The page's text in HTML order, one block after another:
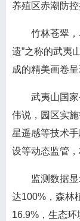
养殖区赤潮防控
竹林苍翠，
遗”之称的武夷
成的精美画卷呈
武夷山国家
伟说，园区实
星遥感等技术
设等动态监管
监测数据显
达100%，森林
16.9%，生态环